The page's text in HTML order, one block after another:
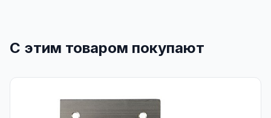
С этим товаром покупают